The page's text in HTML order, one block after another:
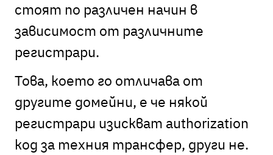
стоят по различен начин в
зависимост от различните
регистрари.
Това, което го отличава от
другите домейни, е че някой
регистрари изискват authorization
код за техния трансфер, други не.